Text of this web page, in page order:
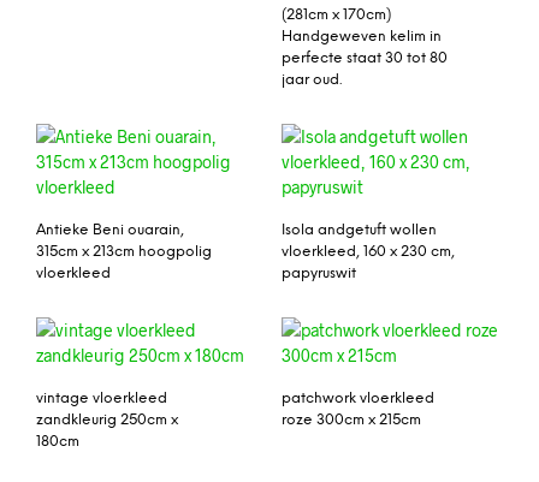
(281cm x 170cm)
Handgeweven kelim in
perfecte staat 30 tot 80
jaar oud.
Antieke Beni ouarain,
315cm x 213cm hoogpolig
vloerkleed
Isola andgetuft wollen
vloerkleed, 160 x 230 cm,
papyruswit
vintage vloerkleed
zandkleurig 250cm x
180cm
patchwork vloerkleed
roze 300cm x 215cm